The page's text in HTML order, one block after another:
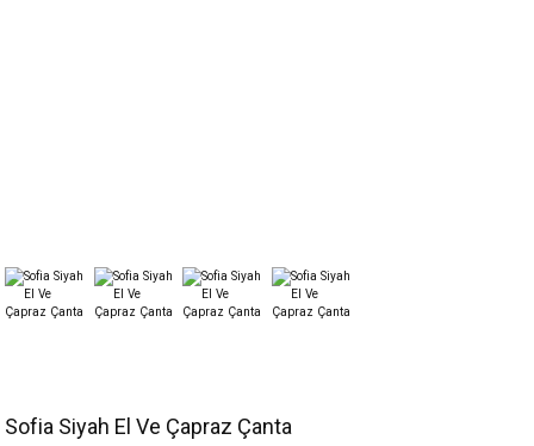
Sofia Siyah El Ve Çapraz Çanta